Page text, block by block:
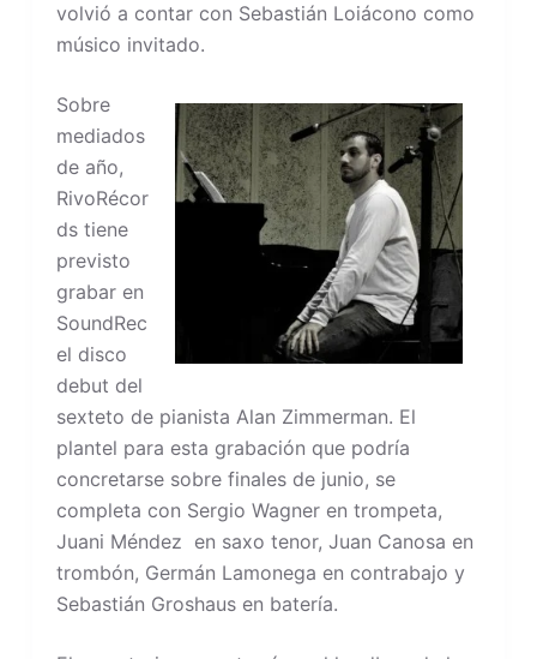
volvió a contar con Sebastián Loiácono como
músico invitado.
Sobre
mediados
de año,
RivoRécor
ds tiene
previsto
grabar en
SoundRec
el disco
debut del
sexteto de pianista Alan Zimmerman. El
plantel para esta grabación que podría
concretarse sobre finales de junio, se
completa con Sergio Wagner en trompeta,
Juani Méndez en saxo tenor, Juan Canosa en
trombón, Germán Lamonega en contrabajo y
Sebastián Groshaus en batería.